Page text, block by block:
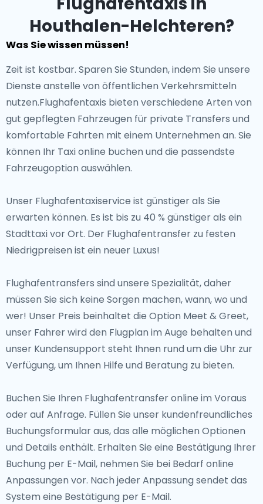
Houthalen-Helchteren?
Was Sie wissen müssen!
Zeit ist kostbar. Sparen Sie Stunden, indem Sie unsere
Dienste anstelle von öffentlichen Verkehrsmitteln
nutzen.Flughafentaxis bieten verschiedene Arten von
gut gepflegten Fahrzeugen für private Transfers und
komfortable Fahrten mit einem Unternehmen an. Sie
können Ihr Taxi online buchen und die passendste
Fahrzeugoption auswählen.
Unser Flughafentaxiservice ist günstiger als Sie
erwarten können. Es ist bis zu 40 % günstiger als ein
Stadttaxi vor Ort. Der Flughafentransfer zu festen
Niedrigpreisen ist ein neuer Luxus!
Flughafentransfers sind unsere Spezialität, daher
müssen Sie sich keine Sorgen machen, wann, wo und
wer! Unser Preis beinhaltet die Option Meet & Greet,
unser Fahrer wird den Flugplan im Auge behalten und
unser Kundensupport steht Ihnen rund um die Uhr zur
Verfügung, um Ihnen Hilfe und Beratung zu bieten.
Buchen Sie Ihren Flughafentransfer online im Voraus
oder auf Anfrage. Füllen Sie unser kundenfreundliches
Buchungsformular aus, das alle möglichen Optionen
und Details enthält. Erhalten Sie eine Bestätigung Ihrer
Buchung per E-Mail, nehmen Sie bei Bedarf online
Anpassungen vor. Nach jeder Anpassung sendet das
System eine Bestätigung per E-Mail.